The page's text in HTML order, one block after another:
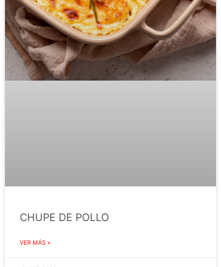
CHUPE DE POLLO
VER MÁS »